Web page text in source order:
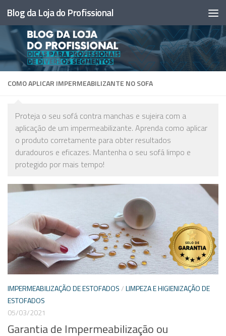
Skip to content
Blog da Loja do Profissional
COMO APLICAR IMPERMEABILIZANTE NO SOFA
Proteja o seu sofá contra manchas e sujeira com a
aplicação de um impermeabilizante. Aprenda como aplicar
o produto corretamente para obter resultados
duradouros e eficazes. Mantenha o seu sofá limpo e
protegido por mais tempo!
IMPERMEABILIZAÇÃO DE ESTOFADOS/LIMPEZA E HIGIENIZAÇÃO DE
ESTOFADOS
05/03/2021
Garantia de Impermeabilização ou